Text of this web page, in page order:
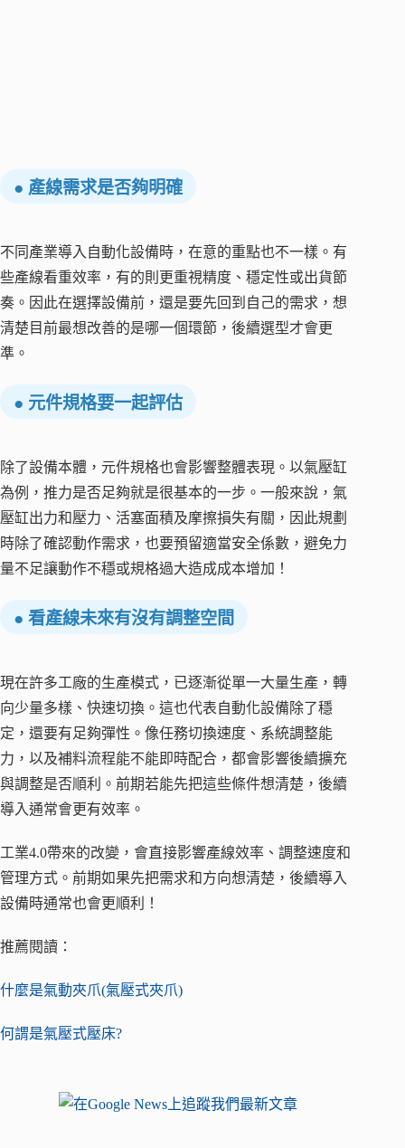
● 產線需求是否夠明確
不同產業導入自動化設備時，在意的重點也不一樣。有
些產線看重效率，有的則更重視精度、穩定性或出貨節
奏。因此在選擇設備前，還是要先回到自己的需求，想
清楚目前最想改善的是哪一個環節，後續選型才會更
準。
● 元件規格要一起評估
除了設備本體，元件規格也會影響整體表現。以氣壓缸
為例，推力是否足夠就是很基本的一步。一般來說，氣
壓缸出力和壓力、活塞面積及摩擦損失有關，因此規劃
時除了確認動作需求，也要預留適當安全係數，避免力
量不足讓動作不穩或規格過大造成成本增加！
● 看產線未來有沒有調整空間
現在許多工廠的生產模式，已逐漸從單一大量生產，轉
向少量多樣、快速切換。這也代表自動化設備除了穩
定，還要有足夠彈性。像任務切換速度、系統調整能
力，以及補料流程能不能即時配合，都會影響後續擴充
與調整是否順利。前期若能先把這些條件想清楚，後續
導入通常會更有效率。
工業4.0帶來的改變，會直接影響產線效率、調整速度和
管理方式。前期如果先把需求和方向想清楚，後續導入
設備時通常也會更順利！
推薦閱讀：
什麼是氣動夾爪(氣壓式夾爪)
何謂是氣壓式壓床?